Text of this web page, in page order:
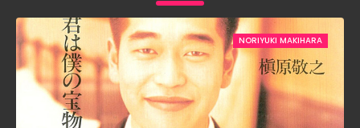
NORIYUKI MAKIHARA